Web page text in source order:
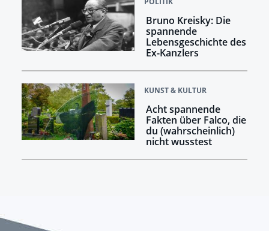
Bruno Kreisky: Die
spannende
Lebensgeschichte des
Ex-Kanzlers
KUNST & KULTUR
Acht spannende
Fakten über Falco, die
du (wahrscheinlich)
nicht wusstest